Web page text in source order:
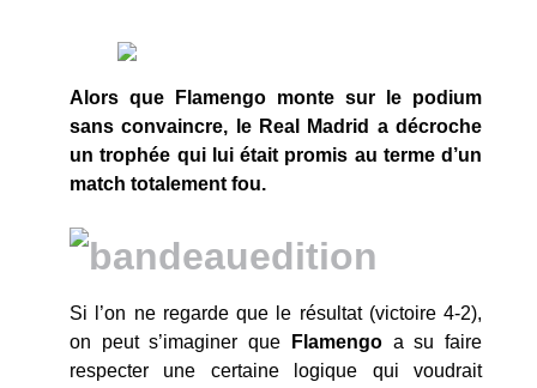
Alors que Flamengo monte sur le podium
sans convaincre, le Real Madrid a décroche
un trophée qui lui était promis au terme d’un
match totalement fou.
Si l’on ne regarde que le résultat (victoire 4-2),
on peut s’imaginer que
Flamengoa su faire
respecter une certaine logique qui voudrait